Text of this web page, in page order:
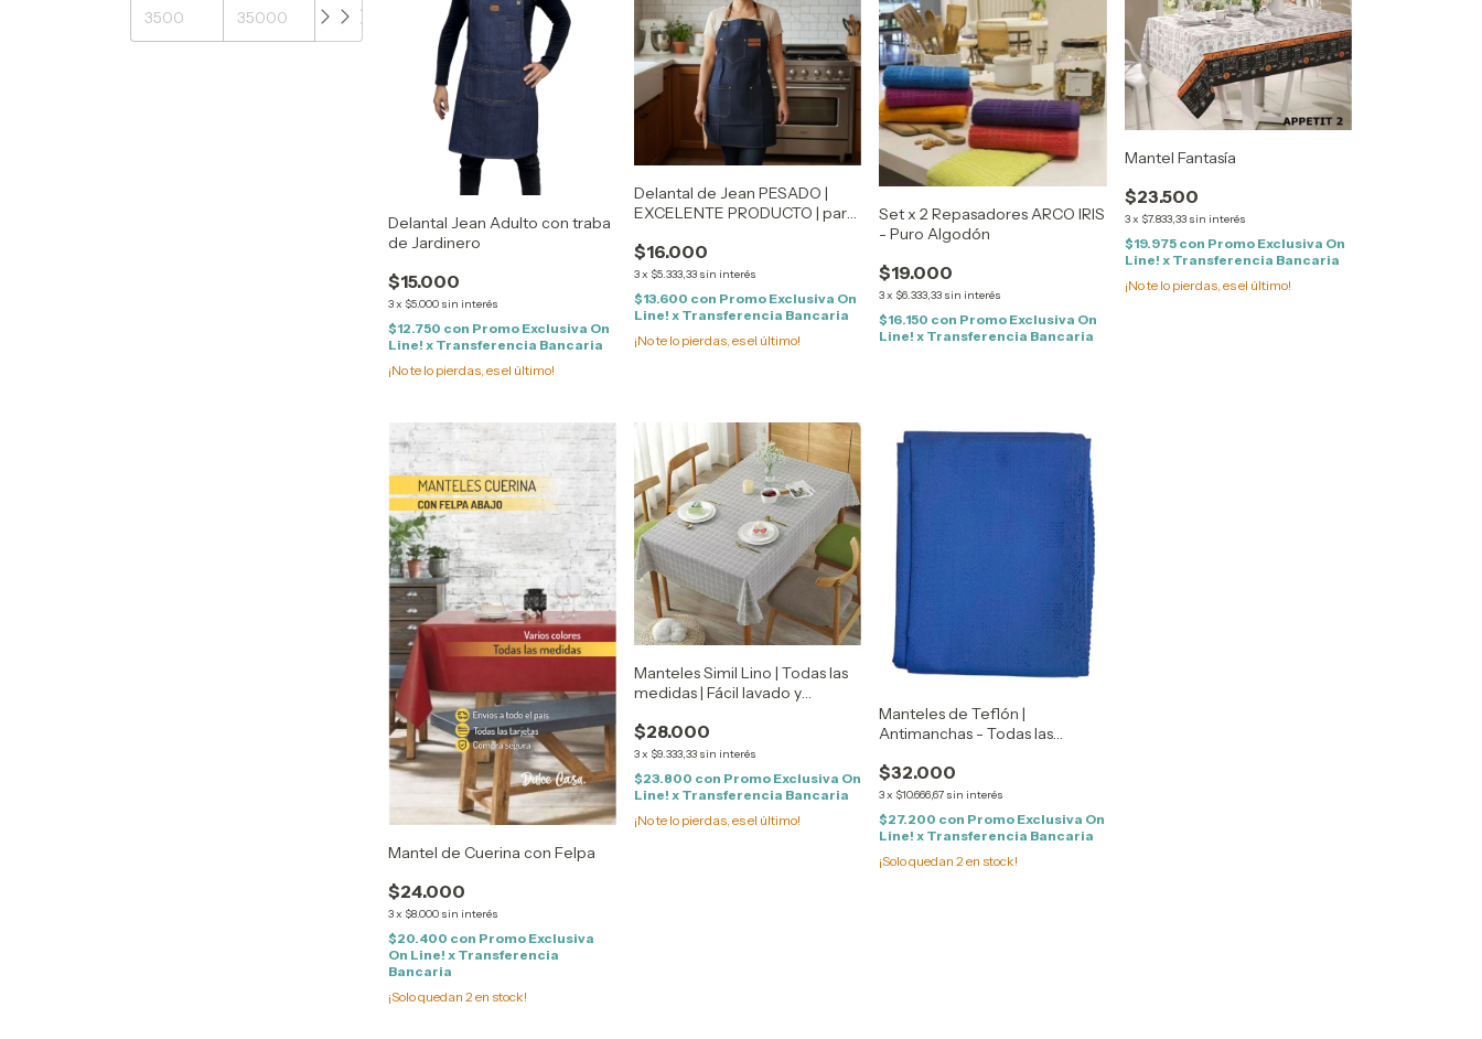
Delantal Jean Adulto con traba
de Jardinero
$15.000
3x $5.000 sin interés
$12.750 con Promo Exclusiva On
Line! x Transferencia Bancaria
¡No te lo pierdas, es el último!
Delantal de Jean PESADO |
EXCELENTE PRODUCTO | para
trasera
$16.000
3x $5.333,33 sin interés
$13.600 con Promo Exclusiva On
Line! x Transferencia Bancaria
¡No te lo pierdas, es el último!
Set x 2 Repasadores ARCO IRIS
- Puro Algodón
$19.000
3x $6.333,33 sin interés
$16.150 con Promo Exclusiva On
Line! x Transferencia Bancaria
Mantel Fantasía
$23.500
3x $7.833,33 sin interés
$19.975 con Promo Exclusiva On
Line! x Transferencia Bancaria
¡No te lo pierdas, es el último!
Mantel de Cuerina con Felpa
$24.000
3x $8.000 sin interés
$20.400 con Promo Exclusiva
On Line! x Transferencia
Bancaria
¡Solo quedan2 en stock!
Manteles Simil Lino | Todas las
medidas | Fácil lavado y
$28.000
3x $9.333,33 sin interés
$23.800 con Promo Exclusiva On
Line! x Transferencia Bancaria
¡No te lo pierdas, es el último!
Manteles de Teflón |
Antimanchas - Todas las
$32.000
3x $10.666,67 sin interés
$27.200 con Promo Exclusiva On
Line! x Transferencia Bancaria
¡Solo quedan2en stock!